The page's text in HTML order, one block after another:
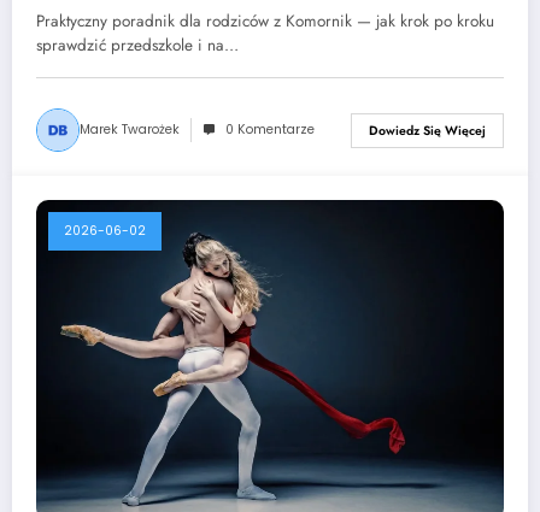
Praktyczny poradnik dla rodziców z Komornik — jak krok po kroku
sprawdzić przedszkole i na…
Marek Twarożek 0 Komentarze Dowiedz Się Więcej
2026-06-02